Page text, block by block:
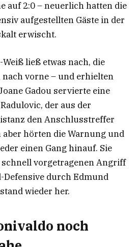
auf 2:0 – neuerlich hatten die
aufgestellten Gäste in der
erwischt.
ließ etwas nach, die
vorne – und erhielten
Gadou servierte eine
der aus der
den Anschlusstreffer
aber hörten die Warnung und
einen Gang hinauf. Sie
vorgetragenen Angriff
Defensive durch Edmund
wieder her.
noch